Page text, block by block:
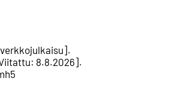
verkkojulkaisu].
: 8.8.2026].